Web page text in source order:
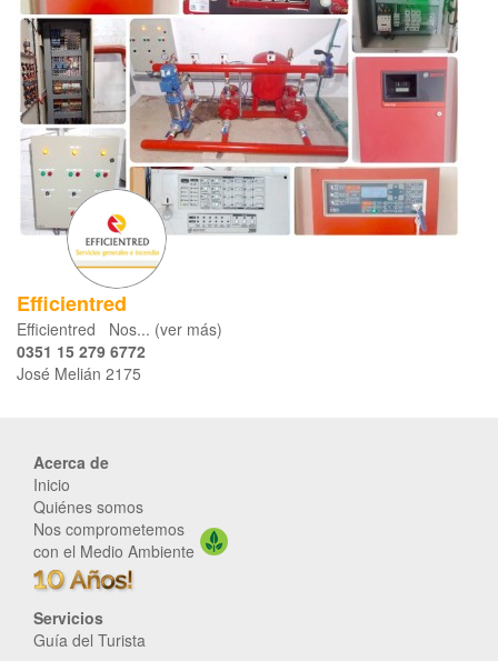
Efficientred
Efficientred Nos... (ver más)
0351 15 279 6772
José Melián 2175
Acerca de
Inicio
Quiénes somos
Nos comprometemos
con el Medio Ambiente
Servicios
Guía del Turista